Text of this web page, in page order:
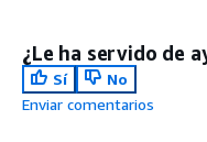
¿Le ha servido de
Sí
No
Enviar comentarios